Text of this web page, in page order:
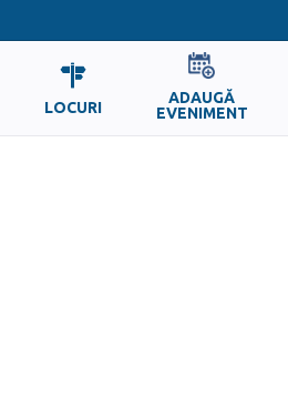
LOCURI
ADAUGĂ
EVENIMENT